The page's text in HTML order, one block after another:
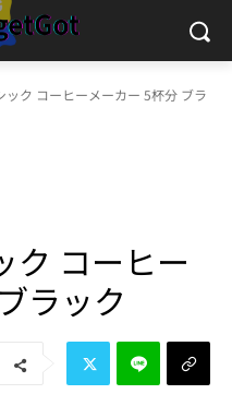
ック コーヒーメーカー 5杯分 ブラ
ク コーヒー
ラック